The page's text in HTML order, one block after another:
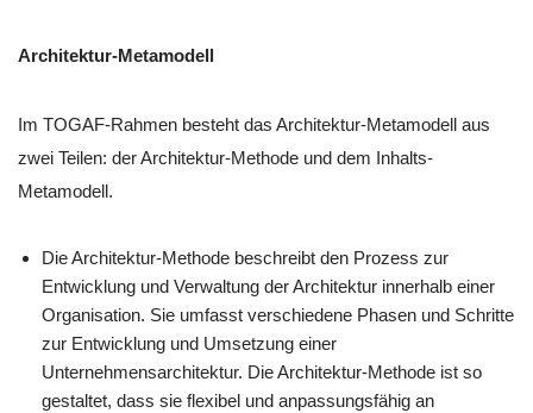
Architektur-Metamodell
Im TOGAF-Rahmen besteht das Architektur-Metamodell aus
zwei Teilen: der Architektur-Methode und dem Inhalts-
Metamodell.
Die Architektur-Methode beschreibt den Prozess zur
Entwicklung und Verwaltung der Architektur innerhalb einer
Organisation. Sie umfasst verschiedene Phasen und Schritte
zur Entwicklung und Umsetzung einer
Unternehmensarchitektur. Die Architektur-Methode ist so
gestaltet, dass sie flexibel und anpassungsfähig an